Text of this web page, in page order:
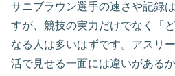
サニブラウン選手の速さや記録
すが、競技の実力だけでなく「
なる人は多いはずです。アスリ
活で見せる一面には違いがある